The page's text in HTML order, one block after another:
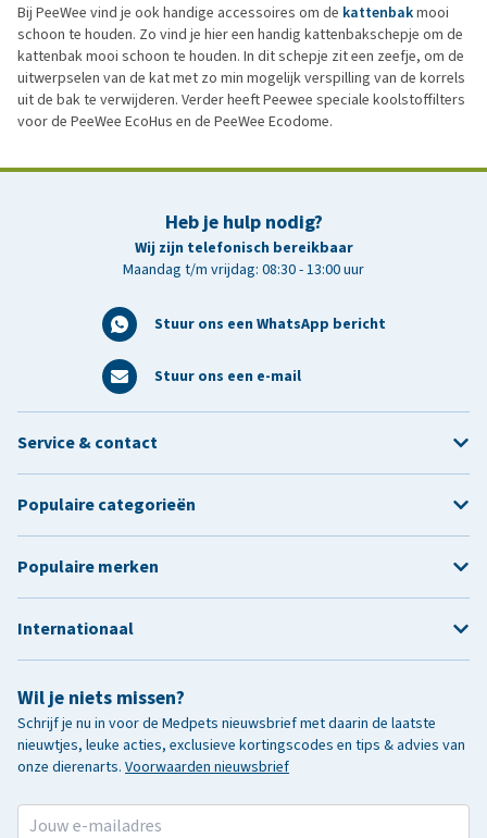
Bij PeeWee vind je ook handige accessoires om de kattenbakmooi
schoon te houden. Zo vind je hier een handig kattenbakschepje om de
kattenbak mooi schoon te houden. In dit schepje zit een zeefje, om de
uitwerpselen van de kat met zo min mogelijk verspilling van de korrels
uit de bak te verwijderen. Verder heeft Peewee speciale koolstoffilters
voor de PeeWee EcoHus en de PeeWee Ecodome.
Heb je hulp nodig?
Wij zijn telefonisch bereikbaar
Maandag t/m vrijdag: 08:30 - 13:00 uur
Stuur ons een WhatsApp bericht
Stuur ons een e-mail
Wil je niets missen?
Schrijf je nu in voor de Medpets nieuwsbrief met daarin de laatste
nieuwtjes, leuke acties, exclusieve kortingscodes en tips & advies van
onze dierenarts. Voorwaarden nieuwsbrief
Service & contact
Populaire categorieën
Populaire merken
Internationaal